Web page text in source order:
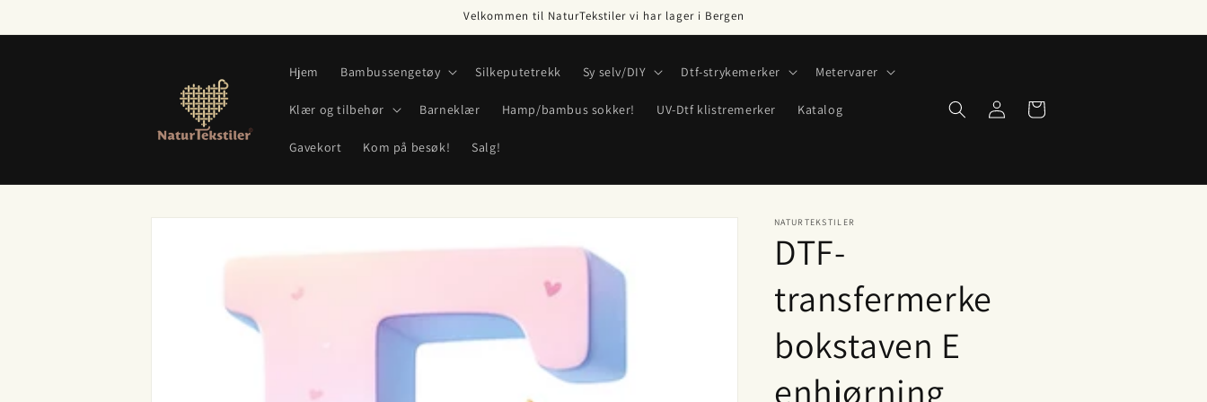
innholdet
Velkommen til NaturTekstiler vi har lager i Bergen
Hjem Bambussengetøy Silkeputetrekk Sy selv/DIY Dtf-strykemerker Metervarer
Klær og tilbehør Barneklær Hamp/bambus sokker! UV-Dtf klistremerker Katalog
Gavekort Kom på besøk! Salg!
Logg
inn
Handlekurv
NATURTEKSTILER
DTF-
transfermerke
bokstaven E
enhjørning